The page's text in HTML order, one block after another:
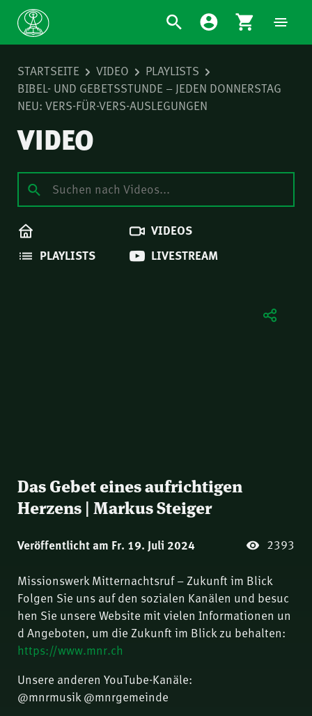
STARTSEITE VIDEO
PLAYLISTS
BIBEL- UND GEBETSSTUNDE – JEDEN DONNERSTAG
NEU: VERS-FÜR-VERS-AUSLEGUNGEN
VIDEO
VIDEOS
PLAYLISTS
LIVESTREAM
Das Gebet eines aufrichtigen
Herzens | Markus Steiger
Veröffentlicht am Fr. 19. Juli 2024 2393
Missionswerk Mitternachtsruf – Zukunft im Blick
Folgen Sie uns auf den sozialen Kanälen und besuc
hen Sie unsere Website mit vielen Informationen un
d Angeboten, um die Zukunft im Blick zu behalten:
https://www.mnr.ch
Unsere anderen YouTube-Kanäle:
@mnrmusik @mnrgemeinde